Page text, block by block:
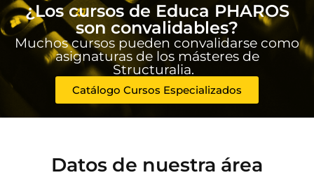
¿Los cursos de Educa PHAROS
son convalidables?
Muchos cursos pueden convalidarse como
asignaturas de los másteres de
Structuralia.
Catálogo Cursos Especializados
Datos de nuestra área